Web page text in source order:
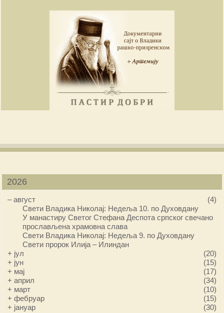
2026
–август
(4)
Свети Владика Николај: Недеља 10. по Духовдану
У манастиру Светог Стефана Деспота српског свечано
прослављена храмовна слава
Свети Владика Николај: Недеља 9. по Духовдану
Свети пророк Илија – Илиндан
+ јул
(20)
+ јун
(15)
+ мај
(17)
+април
(34)
+ март
(10)
+фебруар
(15)
+ јануар (30)